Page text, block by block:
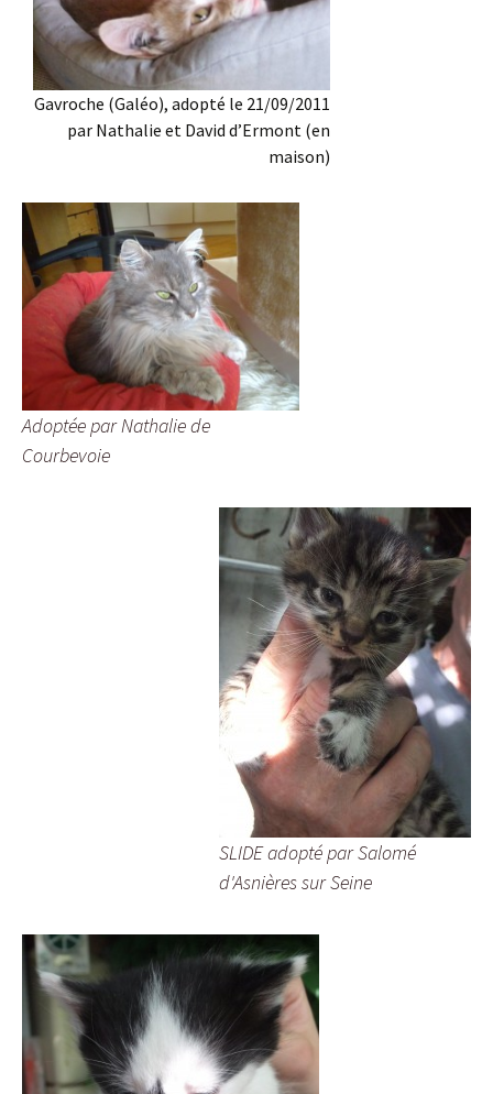
Gavroche (Galéo), adopté le 21/09/2011
par Nathalie et David d’Ermont (en
maison)
Adoptée par Nathalie de
Courbevoie
SLIDE adopté par Salomé
d'Asnières sur Seine